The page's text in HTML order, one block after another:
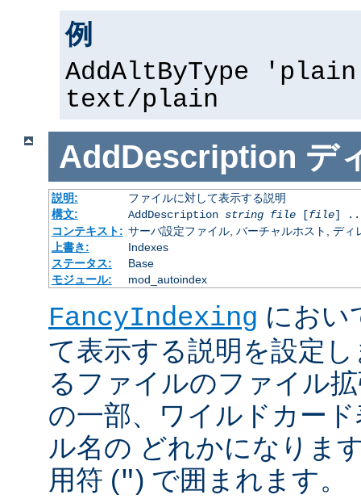
例
AddAltByType
text/plain
AddDescription デ
説明:
ファイルに対して表示する説明
構文:
AddDescription string file[file]
コンテキスト: サーバ設定ファイル, バーチャルホスト, ディ
上書き:
Indexes
ステータス:
Base
モジュール:
mod_autoindex
FancyIndexing におい
て表示する説明を設定
るファイルのファイル
の一部、ワイルドカー
ル名の どれかになりま
用符 (") で囲まれます。